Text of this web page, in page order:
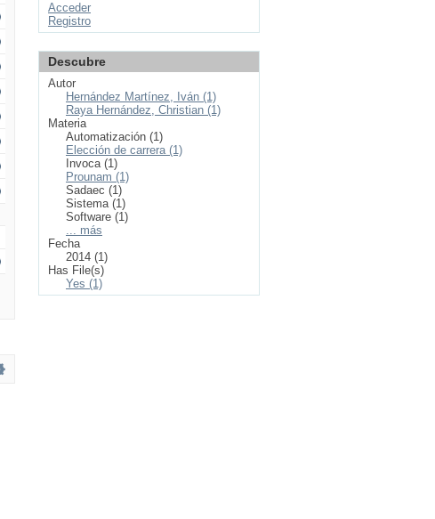
Acceder
Registro
Descubre
Autor
Hernández Martínez, Iván (1)
Raya Hernández, Christian (1)
Materia
Automatización (1)
Elección de carrera (1)
Invoca (1)
Prounam (1)
Sadaec (1)
Sistema (1)
Software (1)
... más
Fecha
2014 (1)
Has File(s)
Yes (1)